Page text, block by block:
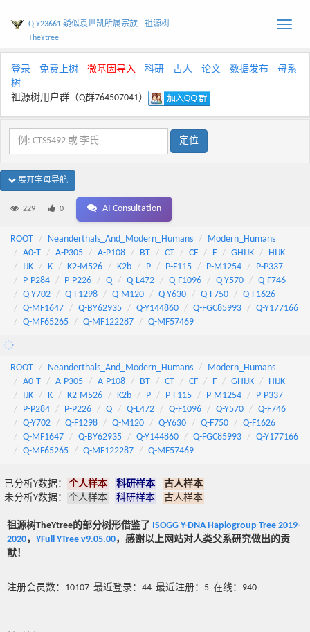
Toggle
Q-Y23661 疑似袁世凯所属宗族 - 祖源树
TheYtree
登录 免费上树 微基因导入 科研 古人 论文 数据发布
母系
树
祖源树用户群（Q群764507041）
展开字母导航
229 0 AI Consultation
ROOT Neanderthals_And_Modern_Humans
Modern_Humans
A0-T
A-P305 A-P108 BT CT CF F GHIJK
HIJK
IJK
K K2-M526 K2b P P-F115 P-M1254
P-P337
P-P284
P-P226 Q Q-L472 Q-F1096 Q-Y570
Q-F746
Q-Y702
Q-F1298 Q-M120 Q-Y630 Q-F750
Q-F1626
Q-MF1647
Q-BY62935 Q-Y144860 Q-FGC85993
Q-Y177166
Q-MF65265
Q-MF122287 Q-MF57469
ROOT Neanderthals_And_Modern_Humans
Modern_Humans
A0-T
A-P305 A-P108 BT CT CF F GHIJK
HIJK
IJK
K K2-M526 K2b P P-F115 P-M1254
P-P337
P-P284
P-P226 Q Q-L472 Q-F1096 Q-Y570
Q-F746
Q-Y702
Q-F1298 Q-M120 Q-Y630 Q-F750
Q-F1626
Q-MF1647
Q-BY62935 Q-Y144860 Q-FGC85993
Q-Y177166
Q-MF65265
Q-MF122287 Q-MF57469
已分析Y数据： 个人样本 科研样本
古人样本
未分析Y数据：
个人样本 科研样本 古人样本
祖源树TheYtree的部分树形借鉴了 ISOGG Y-DNA Haplogroup Tree 2019-
2020， YFull YTree v9.05.00，感谢以上网站对人类父系研究做出的贡
献！
注册会员数：10107 最近登录：44 最近注册：5 在线：940